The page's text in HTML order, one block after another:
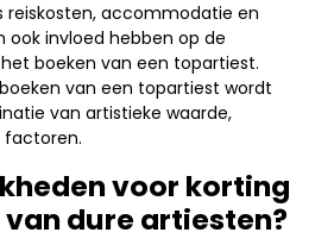
reiskosten, accommodatie en
ook invloed hebben op de
boeken van een topartiest.
van een topartiest wordt
van artistieke waarde,
factoren.
voor korting
dure artiesten?